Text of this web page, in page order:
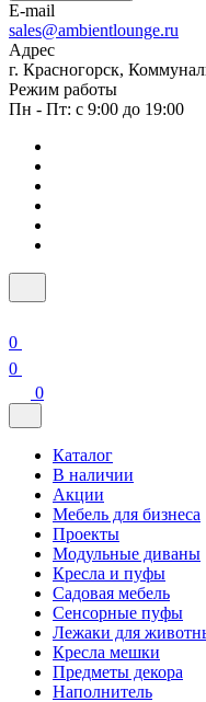
E-mail
sales@ambientlounge.ru
Адрес
г. Красногорск,
Режим работы
Пн - Пт: с 9:00 до 19:00
0
0
0
Каталог
В наличии
Акции
Мебель для бизнеса
Проекты
Модульные диваны
Кресла и пуфы
Садовая мебель
Сенсорные пуфы
Лежаки для
Кресла мешки
Предметы декора
Наполнитель